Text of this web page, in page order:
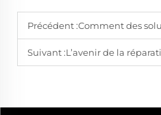
Précédent :Comment des solutions de tournevis sur
Suivant :L’avenir de la réparation : des tournevis